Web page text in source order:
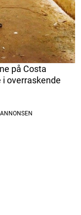
på Costa
overraskende